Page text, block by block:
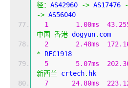
径： AS42960 -> AS17476
-> AS56040
1
1.00ms
中国
香港 dogyun. com
2
2.48ms
* RFC1918
5
5.07ms
新西兰 crtech. hk
7
24.80ms